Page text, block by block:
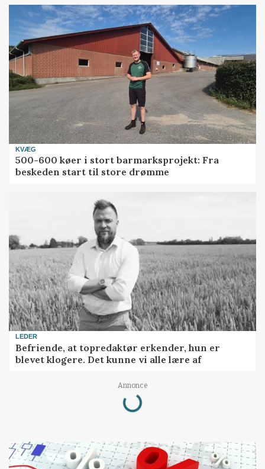
KVÆG
500-600 køer i stort barmarksprojekt: Fra
beskeden start til store drømme
LEDER
Befriende, at topredaktør erkender, hun er
blevet klogere. Det kunne vi alle lære af
Annonce
Loading...